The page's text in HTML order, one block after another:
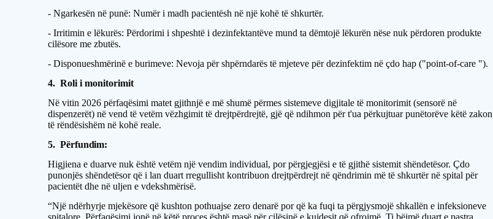
- Ngarkesën në punë: Numër i madh pacientësh në një kohë të shkurtër.
- Irritimin e lëkurës: Përdorimi i shpeshtë i dezinfektantëve mund ta dëmtojë lëkurën nëse nuk përdoren produkte
cilësore me zbutës.
- Disponueshmërinë e burimeve: Nevoja për shpërndarës të mjeteve për dezinfektim në çdo hap ("point-of-care ").
4. Roli i monitorimit
Në vitin 2026 përfaqësimi matet gjithnjë e më shumë përmes sistemeve digjitale të monitorimit (sensorë në
dispenzerët) në vend të vetëm vëzhgimit të drejtpërdrejtë, gjë që ndihmon për t'ua përkujtuar punëtorëve këtë zakon
të rëndësishëm në kohë reale.
5.Përfundim:
Higjiena e duarve nuk është vetëm një vendim individual, por përgjegjësi e të gjithë sistemit shëndetësor. Çdo
punonjës shëndetësor që i lan duart rregullisht kontribuon drejtpërdrejt në qëndrimin më të shkurtër në spital për
pacientët dhe në uljen e vdekshmërisë.
“Një ndërhyrje mjekësore që kushton pothuajse zero denarë por që ka fuqi ta përgjysmojë shkallën e infeksioneve
spitalore. Përfaqësimi jonë në këtë proces është masë për cilësinë e kujdesit që ofrojmë. Ti bëjmë duart e pastra